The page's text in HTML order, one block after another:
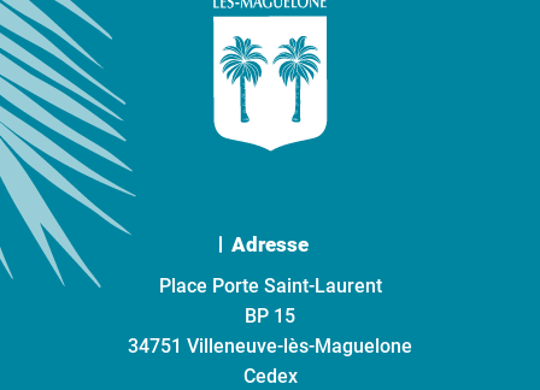
Adresse
Place Porte Saint-Laurent
BP 15
34751 Villeneuve-lès-Maguelone
Cedex